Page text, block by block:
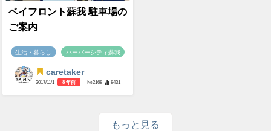
ベイフロント蘇我 駐車場の
ご案内
生活・暮らし ハーバーシティ蘇我
caretaker
2017/11/1 8 年前 - №2168 8431
もっと見る